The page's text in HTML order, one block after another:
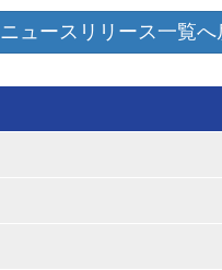
ニュースリリース一覧へ